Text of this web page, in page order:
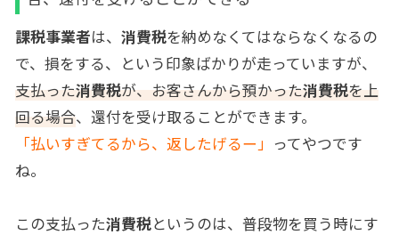
課税事業者は、 消費税を納めなくてはならなくなるの
で、損をする、という印象ばかりが走っていますが、
支払った消費税が、お客さんから預かった消費税を上
回る場合、還付を受け取ることができます。
「払いすぎてるから、返したげるー」 ってやつです
ね。
この支払った消費税というのは、普段物を買う時にす